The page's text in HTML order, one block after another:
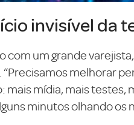
invisível da
com um grande
melhorar
mais mídia, mais testes,
minutos olhando os